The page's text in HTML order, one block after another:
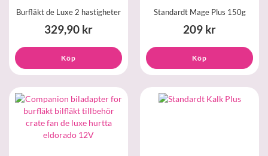
Burfläkt de Luxe 2 hastigheter
329,90 kr
Köp
Standardt Mage Plus 150g
209 kr
Köp